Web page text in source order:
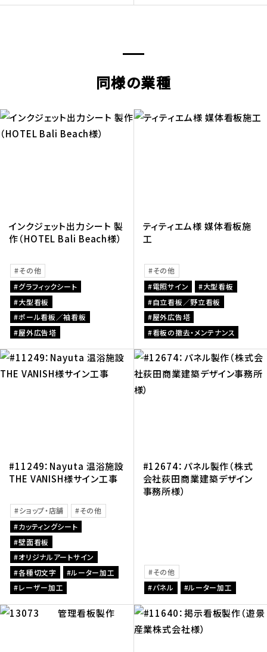
同様の業種
インクジェット出力シート 製
作（HOTEL Bali Beach様）
その他
グラフィックシート
大型看板
ポール看板／袖看板
屋外広告塔
ティティエム様 媒体看板施
工
その他
電照サイン
大型看板
自立看板／野立看板
屋外広告塔
看板の撤去・メンテナンス
#11249：Nayuta 温浴施設
THE VANISH様サイン工事
ショップ・店舗
その他
カッティングシート
壁面看板
オリジナルアートサイン
各種切文字
ルーター加工
レーザー加工
#12674：パネル製作（株式
会社荻田商業建築デザイン
事務所様）
その他
パネル
ルーター加工